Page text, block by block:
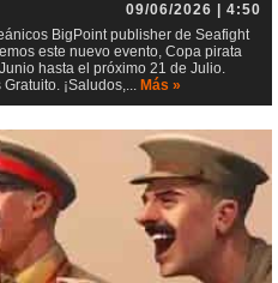
09/06/2026 | 4:50
BigPoint publisher de Seafight
este nuevo evento, Copa pirata
hasta el próximo 21 de Julio.
¡Saludos,... Más »